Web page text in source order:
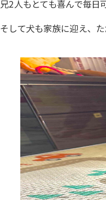
兄2人もとても喜んで毎日
そして犬も家族に迎え、